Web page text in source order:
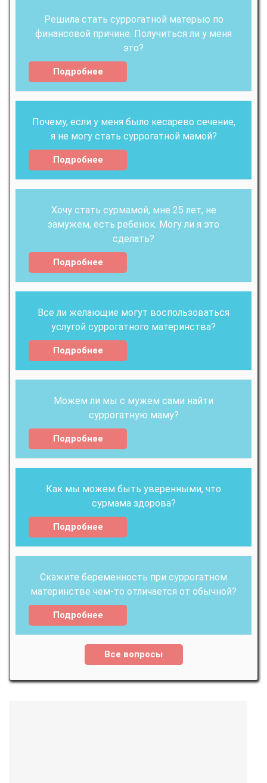
Решила стать суррогатной матерью по
финансовой причине. Получиться ли у меня
это?
Подробнее
Почему, если у меня было кесарево сечение,
я не могу стать суррогатной мамой?
Подробнее
Хочу стать сурмамой, мне 25 лет, не
замужем, есть ребенок. Могу ли я это
сделать?
Подробнее
Все ли желающие могут воспользоваться
услугой суррогатного материнства?
Подробнее
Можем ли мы с мужем сами найти
суррогатную маму?
Подробнее
Как мы можем быть уверенными, что
сурмама здорова?
Подробнее
Скажите беременность при суррогатном
материнстве чем-то отличается от обычной?
Подробнее
Все вопросы